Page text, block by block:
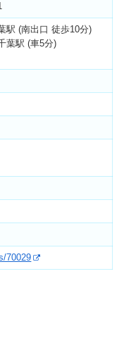
駅 (南出口 徒歩10分)
葉駅 (車5分)
70029